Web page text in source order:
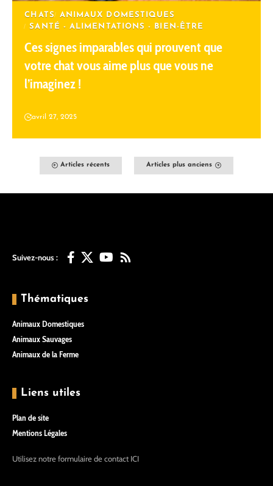
CHATS
ANIMAUX DOMESTIQUES
SANTÉ - ALIMENTATIONS - BIEN-ÊTRE
Ces signes imparables qui prouvent que
votre chat vous aime plus que vous ne
l’imaginez !
avril 27, 2025
Articles récents Articles plus anciens
Suivez-nous :
Thématiques
Animaux Domestiques
Animaux Sauvages
Animaux de la Ferme
Liens utiles
Plan de site
Mentions Légales
Utilisez notre formulaire de contact ICI